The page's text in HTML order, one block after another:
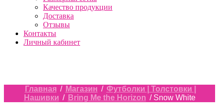
Качество продукции
Доставка
Отзывы
Контакты
Личный кабинет
Главная / Магазин / Футболки | Толстовки |
Нашивки / Bring Me the Horizon / Snow White